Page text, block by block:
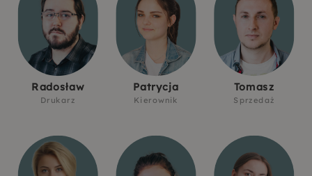
Radosław
Drukarz
Patrycja
Kierownik
Tomasz
Sprzedaż